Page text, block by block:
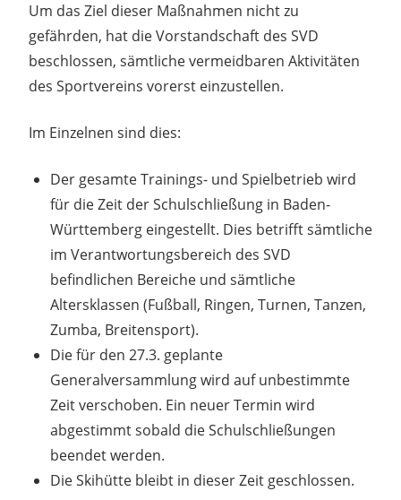
Um das Ziel dieser Maßnahmen nicht zu
gefährden, hat die Vorstandschaft des SVD
beschlossen, sämtliche vermeidbaren Aktivitäten
des Sportvereins vorerst einzustellen.
Im Einzelnen sind dies:
Der gesamte Trainings- und Spielbetrieb wird
für die Zeit der Schulschließung in Baden-
Württemberg eingestellt. Dies betrifft sämtliche
im Verantwortungsbereich des SVD
befindlichen Bereiche und sämtliche
Altersklassen (Fußball, Ringen, Turnen, Tanzen,
Zumba, Breitensport).
Die für den 27.3. geplante
Generalversammlung wird auf unbestimmte
Zeit verschoben. Ein neuer Termin wird
abgestimmt sobald die Schulschließungen
beendet werden.
Die Skihütte bleibt in dieser Zeit geschlossen.